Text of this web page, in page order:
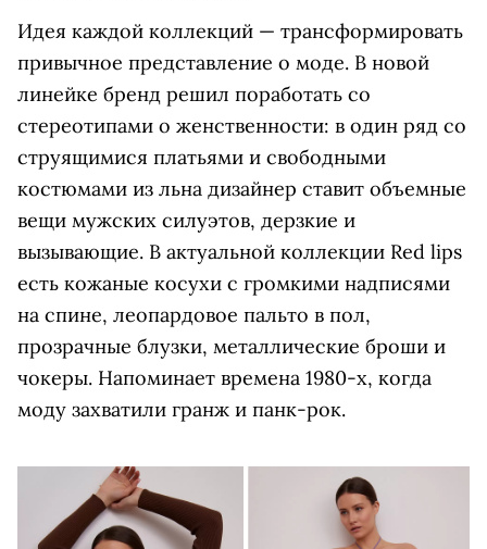
Идея каждой коллекций — трансформировать
привычное представление о моде. В новой
линейке бренд решил поработать со
стереотипами о женственности: в один ряд со
струящимися платьями и свободными
костюмами из льна дизайнер ставит объемные
вещи мужских силуэтов, дерзкие и
вызывающие. В актуальной коллекции Red lips
есть кожаные косухи с громкими надписями
на спине, леопардовое пальто в пол,
прозрачные блузки, металлические броши и
чокеры. Напоминает времена 1980-х, когда
моду захватили гранж и панк-рок.